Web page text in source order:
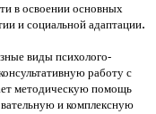
в освоении основных
и социальной адаптации.
виды психолого-
работу с
методическую помощь
и комплексную